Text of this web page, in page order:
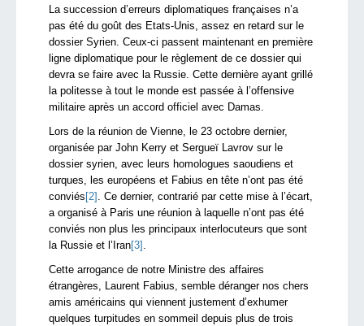
La succession d’erreurs diplomatiques françaises n’a
pas été du goût des Etats-Unis, assez en retard sur le
dossier Syrien. Ceux-ci passent maintenant en première
ligne diplomatique pour le règlement de ce dossier qui
devra se faire avec la Russie. Cette dernière ayant grillé
la politesse à tout le monde est passée à l’offensive
militaire après un accord officiel avec Damas.
Lors de la réunion de Vienne, le 23 octobre dernier,
organisée par John Kerry et Sergueï Lavrov sur le
dossier syrien, avec leurs homologues saoudiens et
turques, les européens et Fabius en tête n’ont pas été
conviés [2] . Ce dernier, contrarié par cette mise à l’écart,
a organisé à Paris une réunion à laquelle n’ont pas été
conviés non plus les principaux interlocuteurs que sont
la Russie et l’Iran[3] .
Cette arrogance de notre Ministre des affaires
étrangères, Laurent Fabius, semble déranger nos chers
amis américains qui viennent justement d’exhumer
quelques turpitudes en sommeil depuis plus de trois